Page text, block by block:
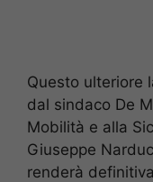
Questo ulteriore
dal sindaco De
Mobilità e alla
Giuseppe
renderà